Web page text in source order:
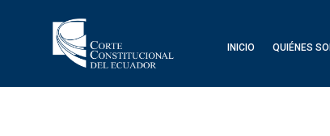
INICIO QUIÉNES